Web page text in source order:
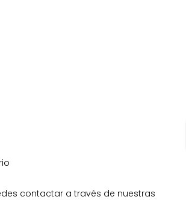
contactar a través de nuestras